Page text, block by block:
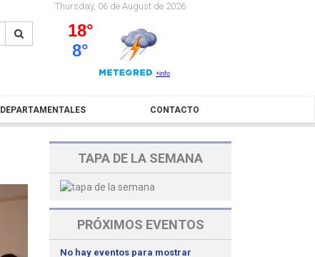
Thursday, 06 de August de 2026
DEPARTAMENTALES CONTACTO
TAPA DE LA SEMANA
PRÓXIMOS EVENTOS
No hay eventos para mostrar